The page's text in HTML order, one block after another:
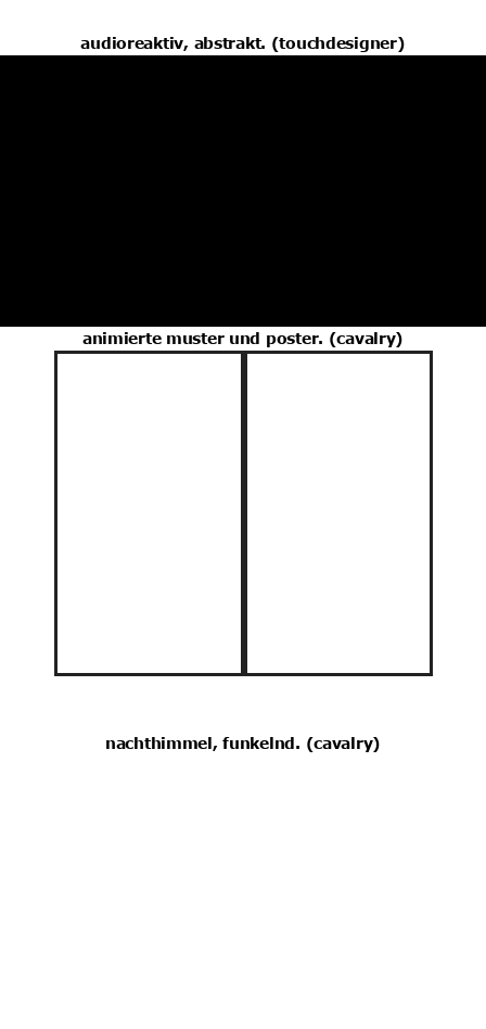
audioreaktiv, abstrakt. (touchdesigner)
animierte muster und poster. (cavalry)
nachthimmel, funkelnd. (cavalry)